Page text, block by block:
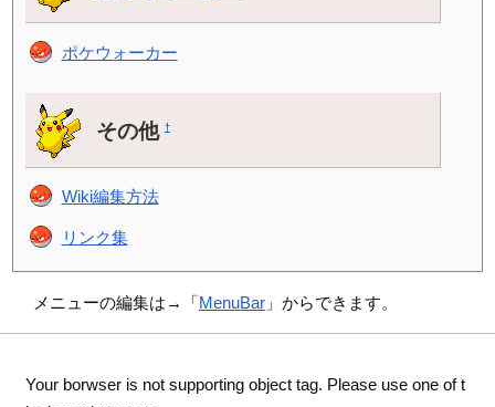
ポケウォーカー
その他†
Wiki編集方法
リンク集
メニューの編集は→「MenuBar 」からできます。
Your borwser is not supporting object tag. Please use one of t